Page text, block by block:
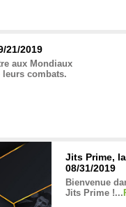
21/2019
aux Mondiaux
leurs combats.
Jits Prime,
08/31/2019
Bienvenue
Jits Prime !...